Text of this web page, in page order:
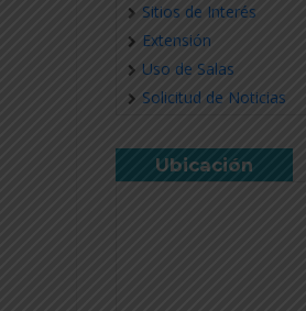
Sitios de Interés
Extensión
Uso de Salas
Solicitud de Noticias
Ubicación